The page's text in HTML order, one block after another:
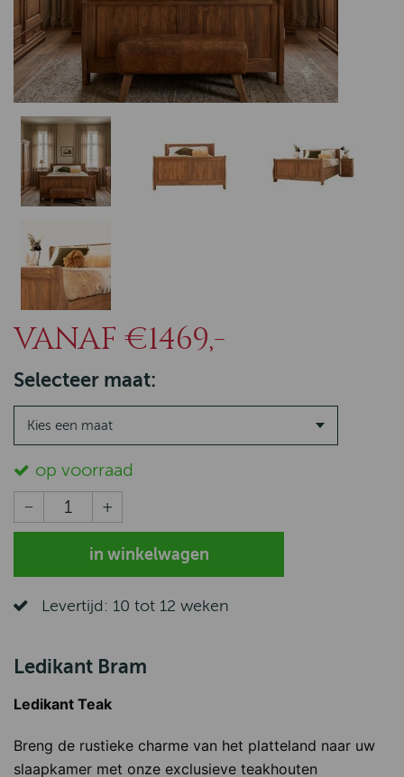
VANAF€1469,-
Selecteer maat:
Kies een maat
op voorraad
Levertijd: 10 tot 12 weken
Ledikant Bram
Ledikant Teak
Breng de rustieke charme van het platteland naar uw
slaapkamer met onze exclusieve teakhouten